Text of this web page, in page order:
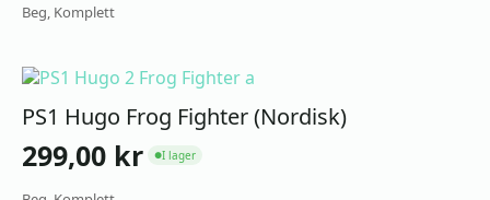
Beg, Komplett
PS1 Hugo Frog Fighter (Nordisk)
299,00 kr ●I lager